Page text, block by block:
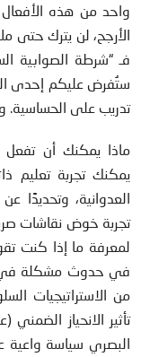
واحد من هذه
الأرجح، لن يترك
فـ “شرطة الصوابية
ستُفرض عليكم إحدى
تدريب على الحساسية.
ماذا يمكنك أن
يمكنك تجربة تعليم
العدوانية، وتحديدًا
تجربة خوض نقاشات
لمعرفة ما إذا كنت
في حدوث مشكلة في
من الاستراتيجيات
تأثير الانحياز
البصري سياسة واعية